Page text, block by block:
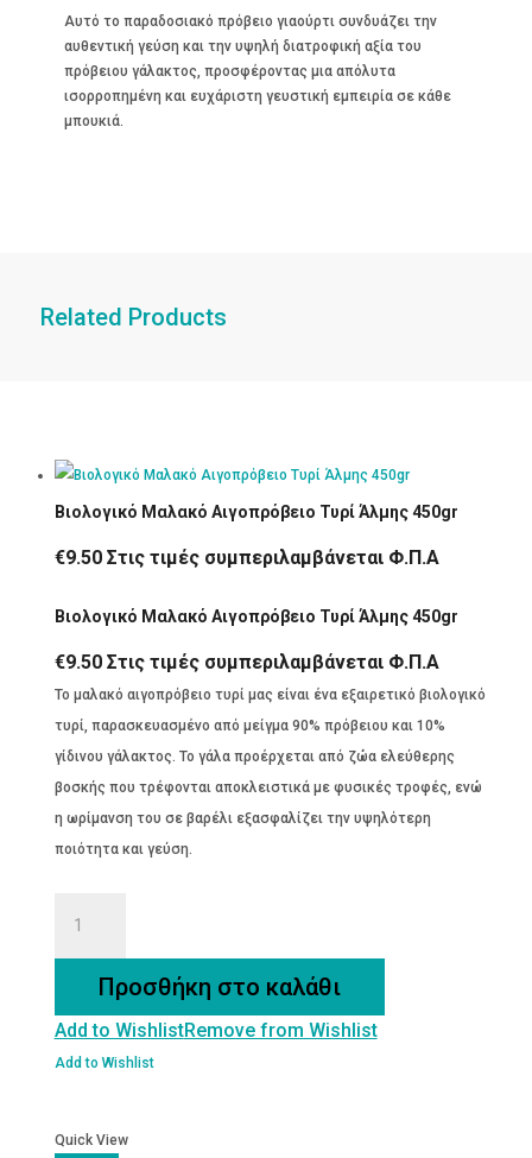
Αυτό το παραδοσιακό πρόβειο γιαούρτι συνδυάζει την
αυθεντική γεύση και την υψηλή διατροφική αξία του
πρόβειου γάλακτος, προσφέροντας μια απόλυτα
ισορροπημένη και ευχάριστη γευστική εμπειρία σε κάθε
μπουκιά.
Related Products
Βιολογικό Μαλακό Αιγοπρόβειο Τυρί Άλμης 450gr
€9.50 Στις τιμές συμπεριλαμβάνεται Φ.Π.Α
Βιολογικό Μαλακό Αιγοπρόβειο Τυρί Άλμης 450gr
€9.50 Στις τιμές συμπεριλαμβάνεται Φ.Π.Α
Το μαλακό αιγοπρόβειο τυρί μας είναι ένα εξαιρετικό βιολογικό
τυρί, παρασκευασμένο από μείγμα 90% πρόβειου και 10%
γίδινου γάλακτος. Το γάλα προέρχεται από ζώα ελεύθερης
βοσκής που τρέφονται αποκλειστικά με φυσικές τροφές, ενώ
η ωρίμανση του σε βαρέλι εξασφαλίζει την υψηλότερη
ποιότητα και γεύση.
Άλμης
450gr
Προσθήκη στο καλάθι
Add to WishlistRemove from Wishlist
Add to Wishlist
Quick View